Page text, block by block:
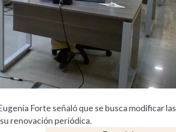
Forte señaló que se busca modificar las
renovación periódica.